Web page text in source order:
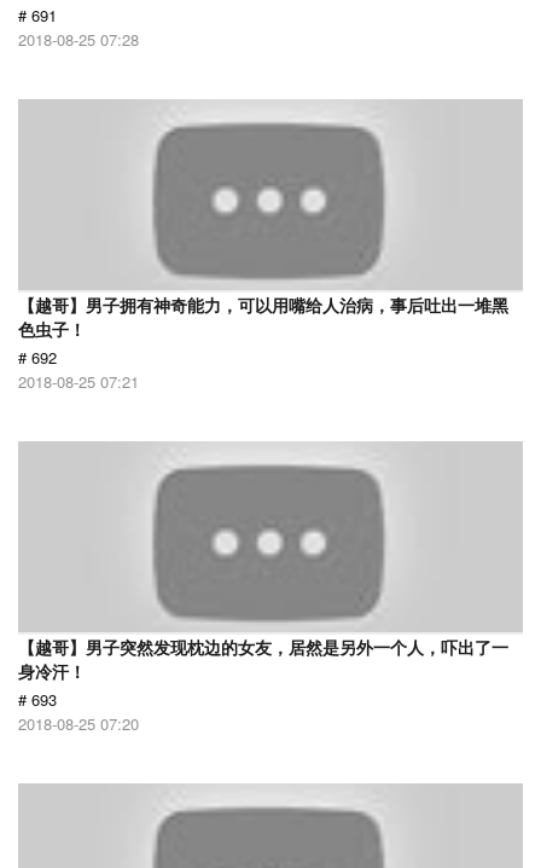
# 691
2018-08-25 07:28
【越哥】男子拥有神奇能力，可以用嘴给人治病，事后吐出一堆黑
色虫子！
# 692
2018-08-25 07:21
【越哥】男子突然发现枕边的女友，居然是另外一个人，吓出了一
身冷汗！
# 693
2018-08-25 07:20